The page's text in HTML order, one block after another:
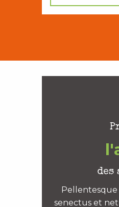
des
senectus et